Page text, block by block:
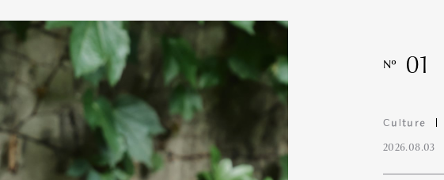
Nº 01
Culture
2026.08.03